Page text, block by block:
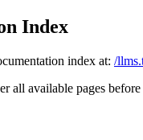
Index
index at: /
all available pages